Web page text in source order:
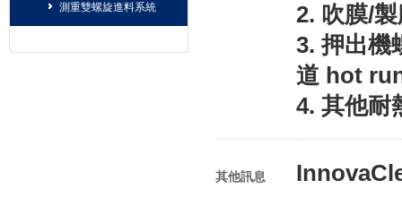
測重雙螺旋進料系統
2. 吹膜/
3. 押出機
道 hot
4. 其他耐
其他訊息